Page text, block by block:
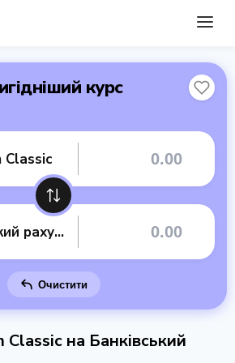
курс
Classic
Банківський рахунок UAH
Очистити
на Банківський